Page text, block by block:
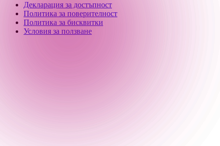
Декларация за достъпност
Политика за поверителност
Политика за бисквитки
Условия за ползване